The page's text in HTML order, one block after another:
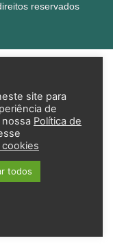
reservados
site para
de
nossa Política de
todos